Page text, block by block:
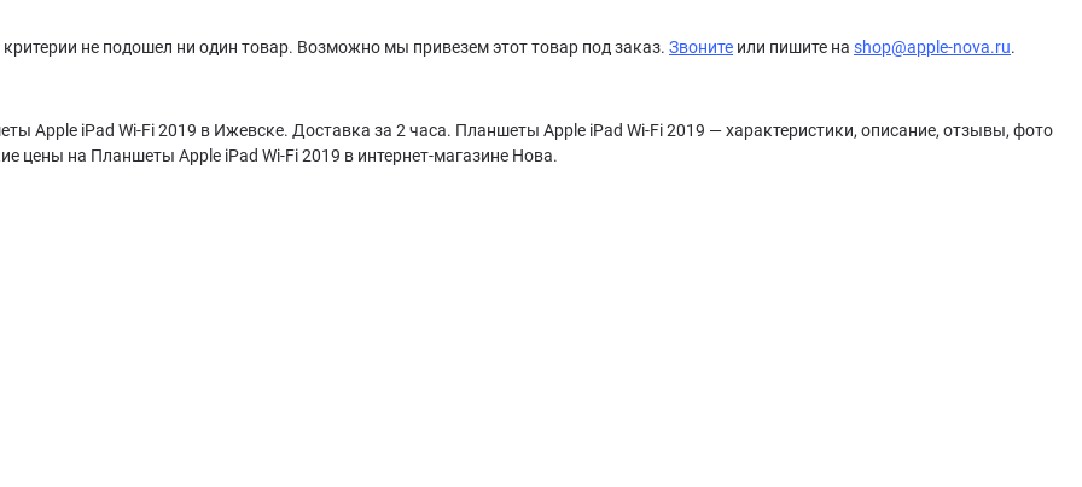
не подошел ни один товар. Возможно мы привезем этот товар под заказ. Звоните или пишите на shop@apple-nova.ru.
Apple iPad Wi-Fi 2019 в Ижевске. Доставка за 2 часа. Планшеты Apple iPad Wi-Fi 2019 — характеристики, описание, отзывы, фото
цены на Планшеты Apple iPad Wi-Fi 2019 в интернет-магазине Нова.